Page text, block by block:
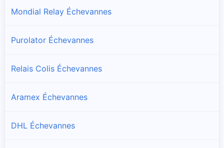
Mondial Relay Échevannes
Purolator Échevannes
Relais Colis Échevannes
Aramex Échevannes
DHL Échevannes